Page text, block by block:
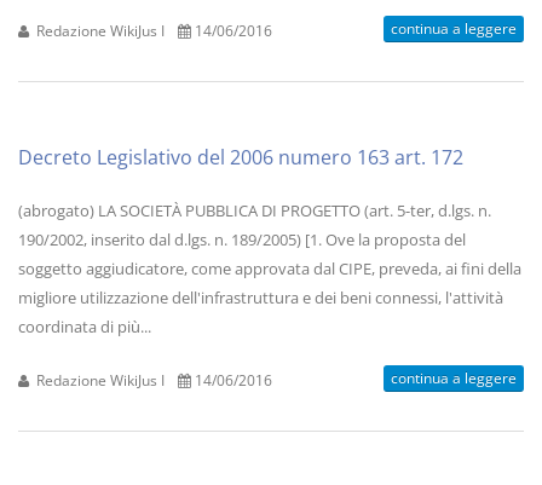
Redazione WikiJus I 14/06/2016 continua a leggere
Decreto Legislativo del 2006 numero 163 art. 172
(abrogato) LA SOCIETÀ PUBBLICA DI PROGETTO (art. 5-ter, d.lgs. n.
190/2002, inserito dal d.lgs. n. 189/2005) [1. Ove la proposta del
soggetto aggiudicatore, come approvata dal CIPE, preveda, ai fini della
migliore utilizzazione dell'infrastruttura e dei beni connessi, l'attività
coordinata di più...
Redazione WikiJus I 14/06/2016 continua a leggere